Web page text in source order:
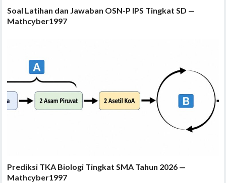
Soal Latihan dan Jawaban OSN-P IPS Tingkat SD —
Mathcyber1997
Prediksi TKA Biologi Tingkat SMA Tahun 2026 —
Mathcyber1997